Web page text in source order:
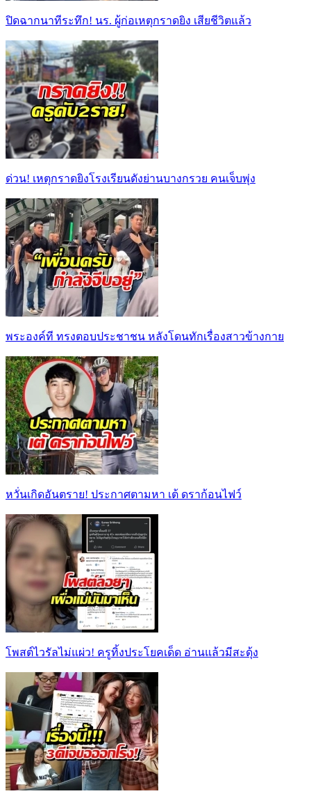
ปิดฉากนาทีระทึก! นร. ผู้ก่อเหตุกราดยิง เสียชีวิตแล้ว
ด่วน! เหตุกราดยิงโรงเรียนดังย่านบางกรวย คนเจ็บพุ่ง
พระองค์ที ทรงตอบประชาชน หลังโดนทักเรื่องสาวข้างกาย
หวั่นเกิดอันตราย! ประกาศตามหา เต้ ดราก้อนไฟว์
โพสต์ไวรัลไม่แผ่ว! ครูทิ้งประโยคเด็ด อ่านแล้วมีสะดุ้ง